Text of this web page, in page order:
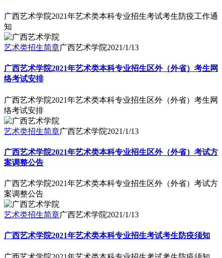
广西艺术学院2021年艺术类本科专业招生考试考生防疫工作通
知
艺术类招生简章广西艺术学院2021/1/13
广西艺术学院2021年艺术类本科专业招生区外（外省）考生网
络考试安排
广西艺术学院2021年艺术类本科专业招生区外（外省）考生网
络考试安排
艺术类招生简章广西艺术学院2021/1/13
广西艺术学院2021年艺术类本科专业招生区外（外省）考试方
案调整公告
广西艺术学院2021年艺术类本科专业招生区外（外省）考试方
案调整公告
艺术类招生简章广西艺术学院2021/1/13
广西艺术学院2021年艺术类本科专业招生考试考生防疫须知